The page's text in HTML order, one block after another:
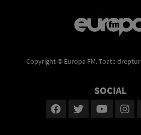
Copyright © Europa FM. Toate
SOCIAL